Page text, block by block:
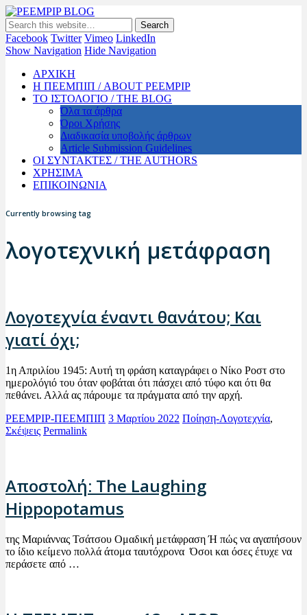
The official blog of PEEMPIP
Facebook Twitter Vimeo LinkedIn
Show Navigation Hide Navigation
ΑΡΧΙΚΗ
Η ΠΕΕΜΠΙΠ / ABOUT PEEMPIP
ΤΟ ΙΣΤΟΛΟΓΙΟ / THE BLOG
Όλα τα άρθρα
Όροι Χρήσης
Διαδικασία υποβολής άρθρων
Article Submission Guidelines
ΟΙ ΣΥΝΤΑΚΤΕΣ / THE AUTHORS
ΧΡΗΣΙΜΑ
ΕΠΙΚΟΙΝΩΝΙΑ
Currently browsing tag
λογοτεχνική μετάφραση
Λογοτεχνία έναντι θανάτου; Και
γιατί όχι;
1η Απριλίου 1945: Αυτή τη φράση καταγράφει ο Νίκο Ροστ στο
ημερολόγιό του όταν φοβάται ότι πάσχει από τύφο και ότι θα
πεθάνει. Αλλά ας πάρουμε τα πράγματα από την αρχή.
PEEMPIP-ΠΕΕΜΠΙΠ 3 Μαρτίου 2022 Ποίηση-Λογοτεχνία,
Σκέψεις Permalink
Αποστολή: The Laughing
Hippopotamus
της Μαριάννας Τσάτσου Ομαδική μετάφραση Ή πώς να αγαπήσουν
το ίδιο κείμενο πολλά άτομα ταυτόχρονα Όσοι και όσες έτυχε να
περάσετε από …